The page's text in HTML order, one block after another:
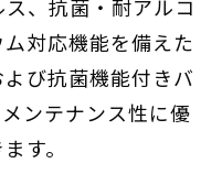
、抗菌・耐アルコ
対応機能を備えた
び抗菌機能付きバ
ンテナンス性に優
す。